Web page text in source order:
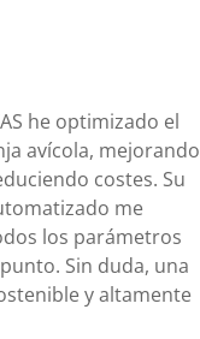
he optimizado el
avícola, mejorando
costes. Su
me
los parámetros
Sin duda, una
y altamente